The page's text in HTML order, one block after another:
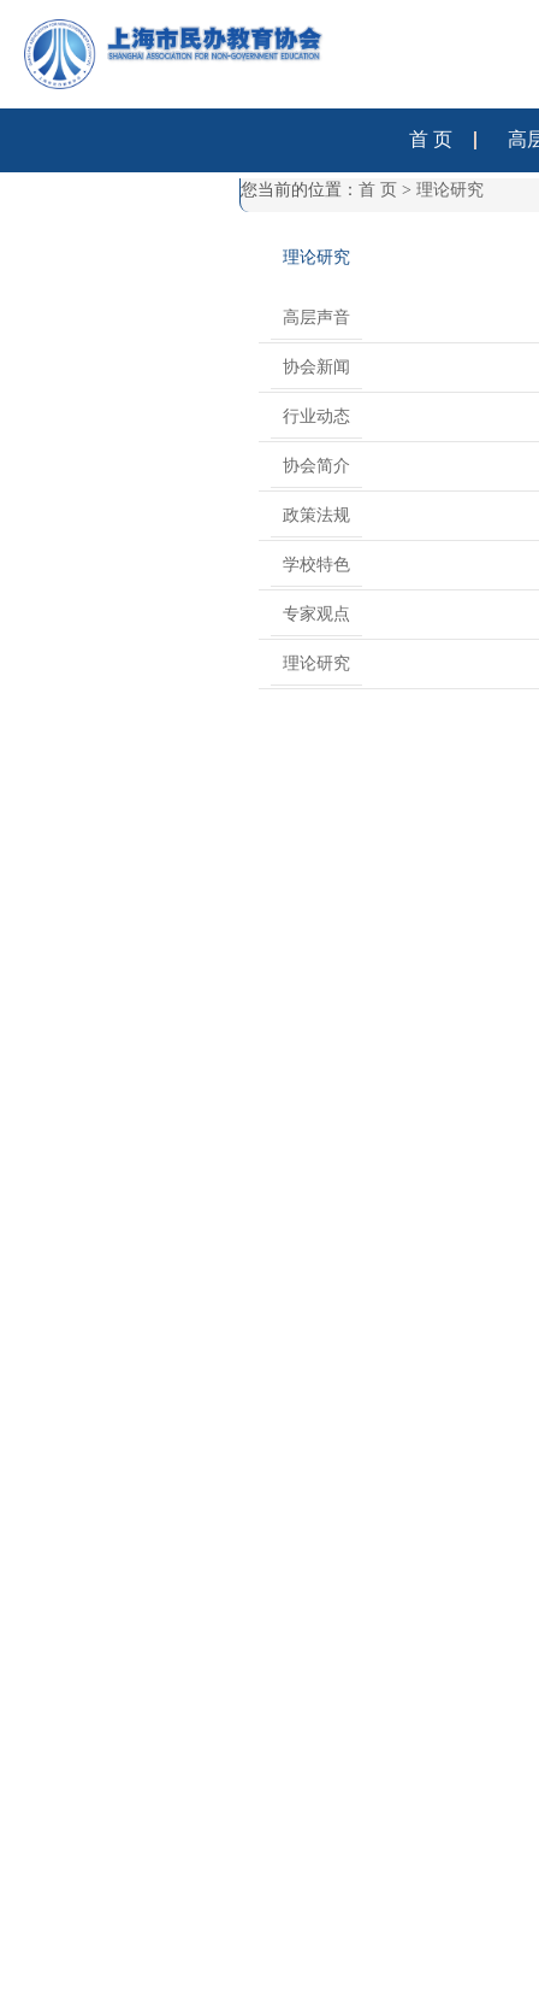
首 页 高
您当前的位置： 首 页 > 理论研究
理论研究
高层声音
协会新闻
行业动态
协会简介
政策法规
学校特色
专家观点
理论研究